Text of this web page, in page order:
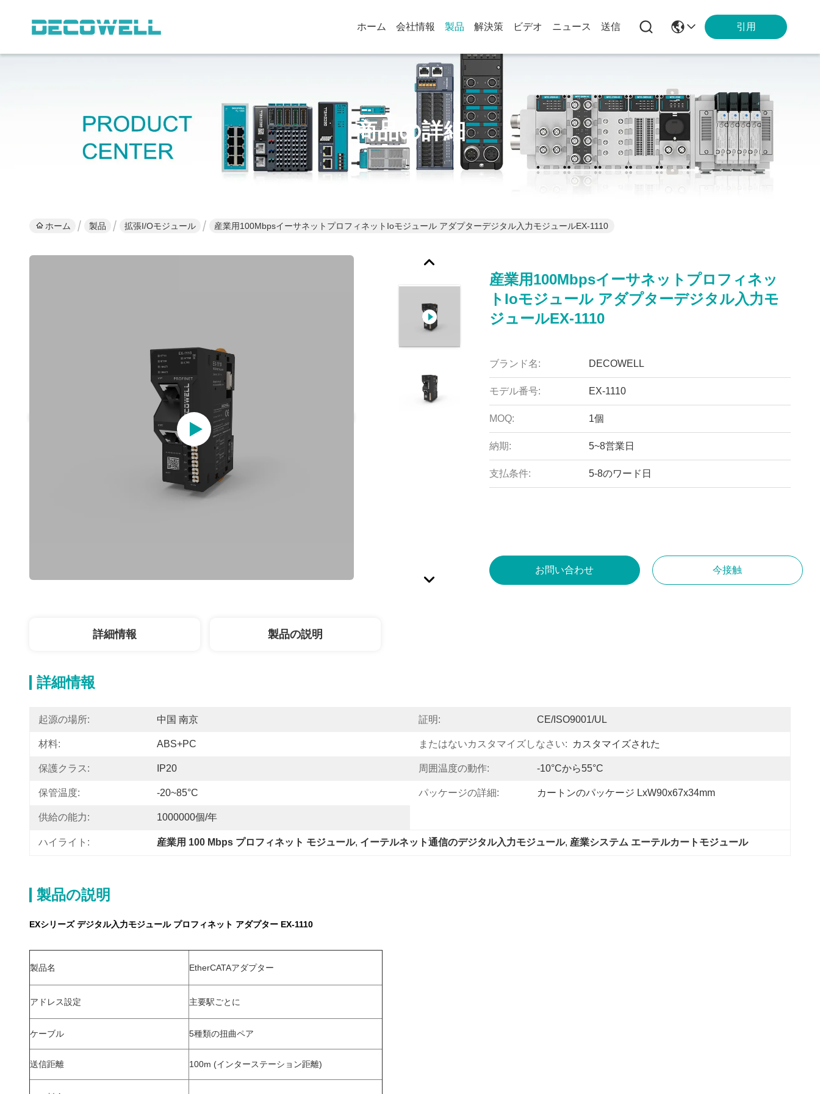
ホーム 会社情報 製品 解決策 ビデオ ニュース 送信 引用
商品の詳細
ホーム 製品 拡張I/Oモジュール 産業用100MbpsイーサネットプロフィネットIoモジュール アダプターデジタル入力モジュールEX-1110
産業用100Mbpsイーサネットプロフィネッ
トIoモジュール アダプターデジタル入力モ
ジュールEX-1110
ブランド名: DECOWELL
モデル番号: EX-1110
MOQ: 1個
納期: 5~8営業日
支払条件: 5-8のワード日
お問い合わせ 今接触
詳細情報 製品の説明
詳細情報
起源の場所: 中国 南京 証明: CE/ISO9001/UL
材料: ABS+PC またはないカスタマイズしなさい: カスタマイズされた
保護クラス: IP20 周囲温度の動作: -10°Cから55°C
保管温度: -20~85°C パッケージの詳細: カートンのパッケージ LxW90x67x34mm
供給の能力: 1000000個/年
ハイライト: 産業用 100 Mbps プロフィネット モジュール, イーテルネット通信のデジタル入力モジュール, 産業システム エーテルカートモジュール
製品の説明
EXシリーズ デジタル入力モジュール プロフィネット アダプター EX-1110
製品名 EtherCATAアダプター
アドレス設定 主要駅ごとに
ケーブル 5種類の扭曲ペア
送信距離 100m (インターステーション距離)